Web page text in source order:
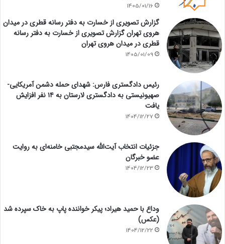
1405/01/16
گزارش تصویری از خسارت به دفتر رسانه قطری در میدان
هروی تهران گزارش تصویری از خسارت به دفتر رسانه
قطری در میدان هروی تهران
1405/01/09
رئیس دادگستری فارس: شهدای حمله دشمن آمریکایی-
صهیونیستی به دادگستری لارستان به ۱۴ نفر افزایش
یافت
1404/12/27
جزئیات انتخاب آیت‌الله سیدمجتبی خامنه‌ای به روایت
عضو خبرگان
1404/12/23
وداع با حمید هیراد؛ پیکر خواننده پاپ به خاک سپرده شد
(عکس)
1404/12/22